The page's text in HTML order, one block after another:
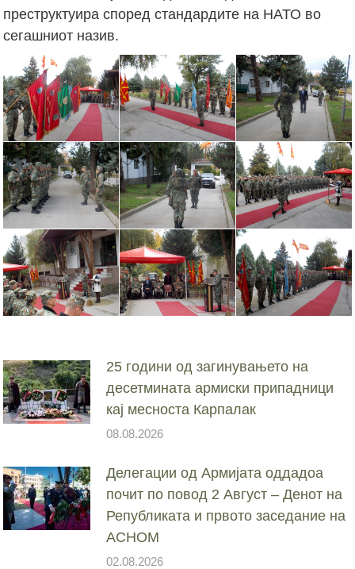
преструктуира според стандардите на НАТО во
сегашниот назив.
25 години од загинувањето на
десетмината армиски припадници
кај месноста Карпалак
08.08.2026
Делегации од Армијата оддадоа
почит по повод 2 Август – Денот на
Републиката и првото заседание на
АСНОМ
02.08.2026